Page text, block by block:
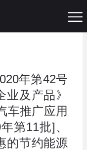
年第42号
业及产品》
车推广应用
第11批]、
的节约能源